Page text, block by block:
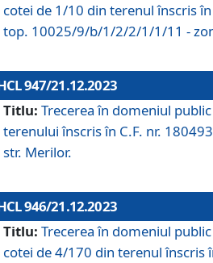
cotei de 1/10 din terenul înscris
top. 10025/9/b/1/2/2/1/1/11 -
947/21.12.2023
Titlu: Trecerea în domeniul
terenului înscris în C.F. nr.
str. Merilor.
946/21.12.2023
Titlu: Trecerea în domeniul
cotei de 4/170 din terenul înscris